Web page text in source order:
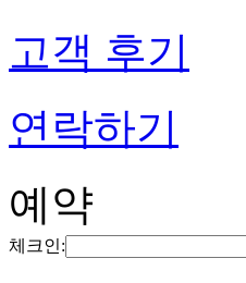
고객 후기
연락하기
예약
체크인: